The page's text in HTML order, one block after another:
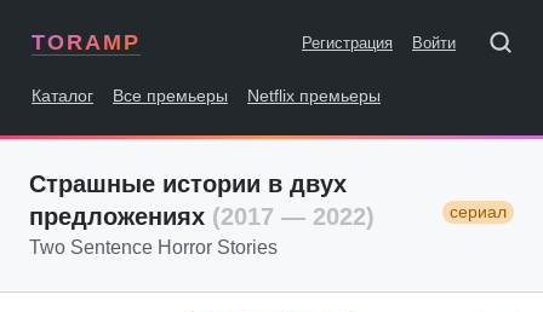
TORAMP Регистрация Войти
Каталог Все премьеры Netflix премьеры
Страшные истории в двух
предложениях (2017 — 2022) сериал
Two Sentence Horror Stories